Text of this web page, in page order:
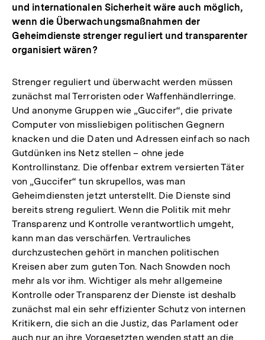
und internationalen Sicherheit wäre auch möglich,
wenn die Überwachungsmaßnahmen der
Geheimdienste strenger reguliert und transparenter
organisiert wären?
Strenger reguliert und überwacht werden müssen
zunächst mal Terroristen oder Waffenhändlerringe.
Und anonyme Gruppen wie „Guccifer“, die private
Computer von missliebigen politischen Gegnern
knacken und die Daten und Adressen einfach so nach
Gutdünken ins Netz stellen – ohne jede
Kontrollinstanz. Die offenbar extrem versierten Täter
von „Guccifer“ tun skrupellos, was man
Geheimdiensten jetzt unterstellt. Die Dienste sind
bereits streng reguliert. Wenn die Politik mit mehr
Transparenz und Kontrolle verantwortlich umgeht,
kann man das verschärfen. Vertrauliches
durchzustechen gehört in manchen politischen
Kreisen aber zum guten Ton. Nach Snowden noch
mehr als vor ihm. Wichtiger als mehr allgemeine
Kontrolle oder Transparenz der Dienste ist deshalb
zunächst mal ein sehr effizienter Schutz von internen
Kritikern, die sich an die Justiz, das Parlament oder
auch nur an ihre Vorgesetzten wenden statt an die